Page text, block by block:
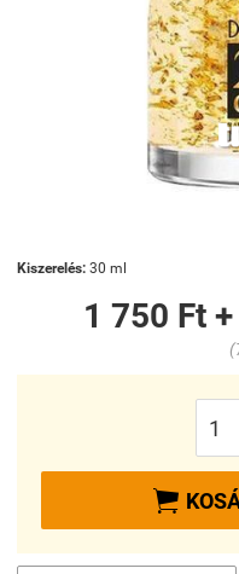
Kiszerelés: 30 ml
1 750 Ft
